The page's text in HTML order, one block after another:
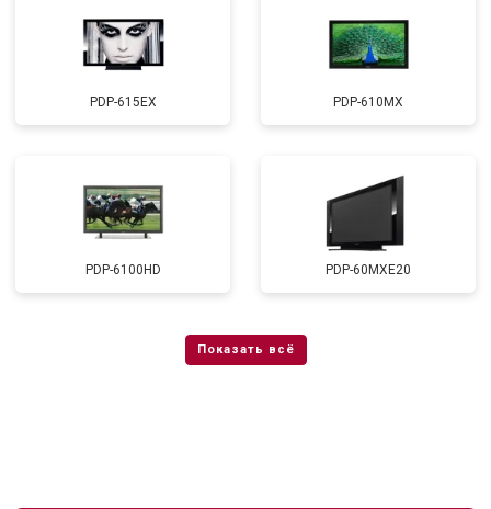
PDP-615EX PDP-610MX
PDP-6100HD PDP-60MXE20